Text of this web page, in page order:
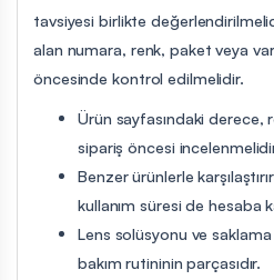
tavsiyesi birlikte
alan numara, renk, paket veya
öncesinde kontrol edilmelidir.
Ürün sayfasındaki derece,
sipariş öncesi
Benzer ürünlerle
kullanım süresi de hesaba
Lens solüsyonu ve
bakım rutininin parçasıdır.